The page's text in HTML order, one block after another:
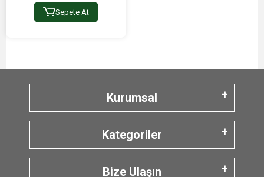
Sepete At
Kurumsal
Kategoriler
Bize Ulaşın